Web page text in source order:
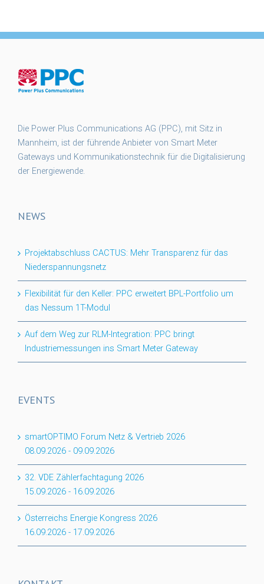
Die Power Plus Communications AG (PPC), mit Sitz in
Mannheim, ist der führende Anbieter von Smart Meter
Gateways und Kommunikationstechnik für die Digitalisierung
der Energiewende.
NEWS
Projektabschluss CACTUS: Mehr Transparenz für das
Niederspannungsnetz
Flexibilität für den Keller: PPC erweitert BPL-Portfolio um
das Nessum 1T-Modul
Auf dem Weg zur RLM-Integration: PPC bringt
Industriemessungen ins Smart Meter Gateway
EVENTS
smartOPTIMO Forum Netz & Vertrieb 2026
08.09.2026 - 09.09.2026
32. VDE Zählerfachtagung 2026
15.09.2026 - 16.09.2026
Österreichs Energie Kongress 2026
16.09.2026 - 17.09.2026